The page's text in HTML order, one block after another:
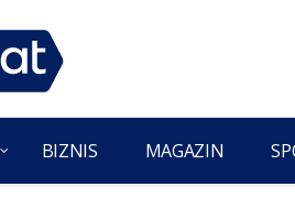
BIZNIS MAGAZIN